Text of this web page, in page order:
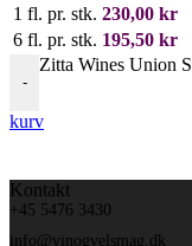
1 fl. pr. stk. 230,00 kr
6 fl. pr. stk. 195,50 kr
-
Zitta Wines Union
kurv
Kontakt
+45 5476 3430
info@vinogvelsmag.dk